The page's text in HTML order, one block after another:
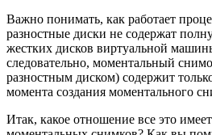
Важно понимать, как работает
разностные диски не содержат
жестких дисков виртуальной
следовательно, моментальный
разностным диском) содержит
момента создания моментального
Итак, какое отношение все это